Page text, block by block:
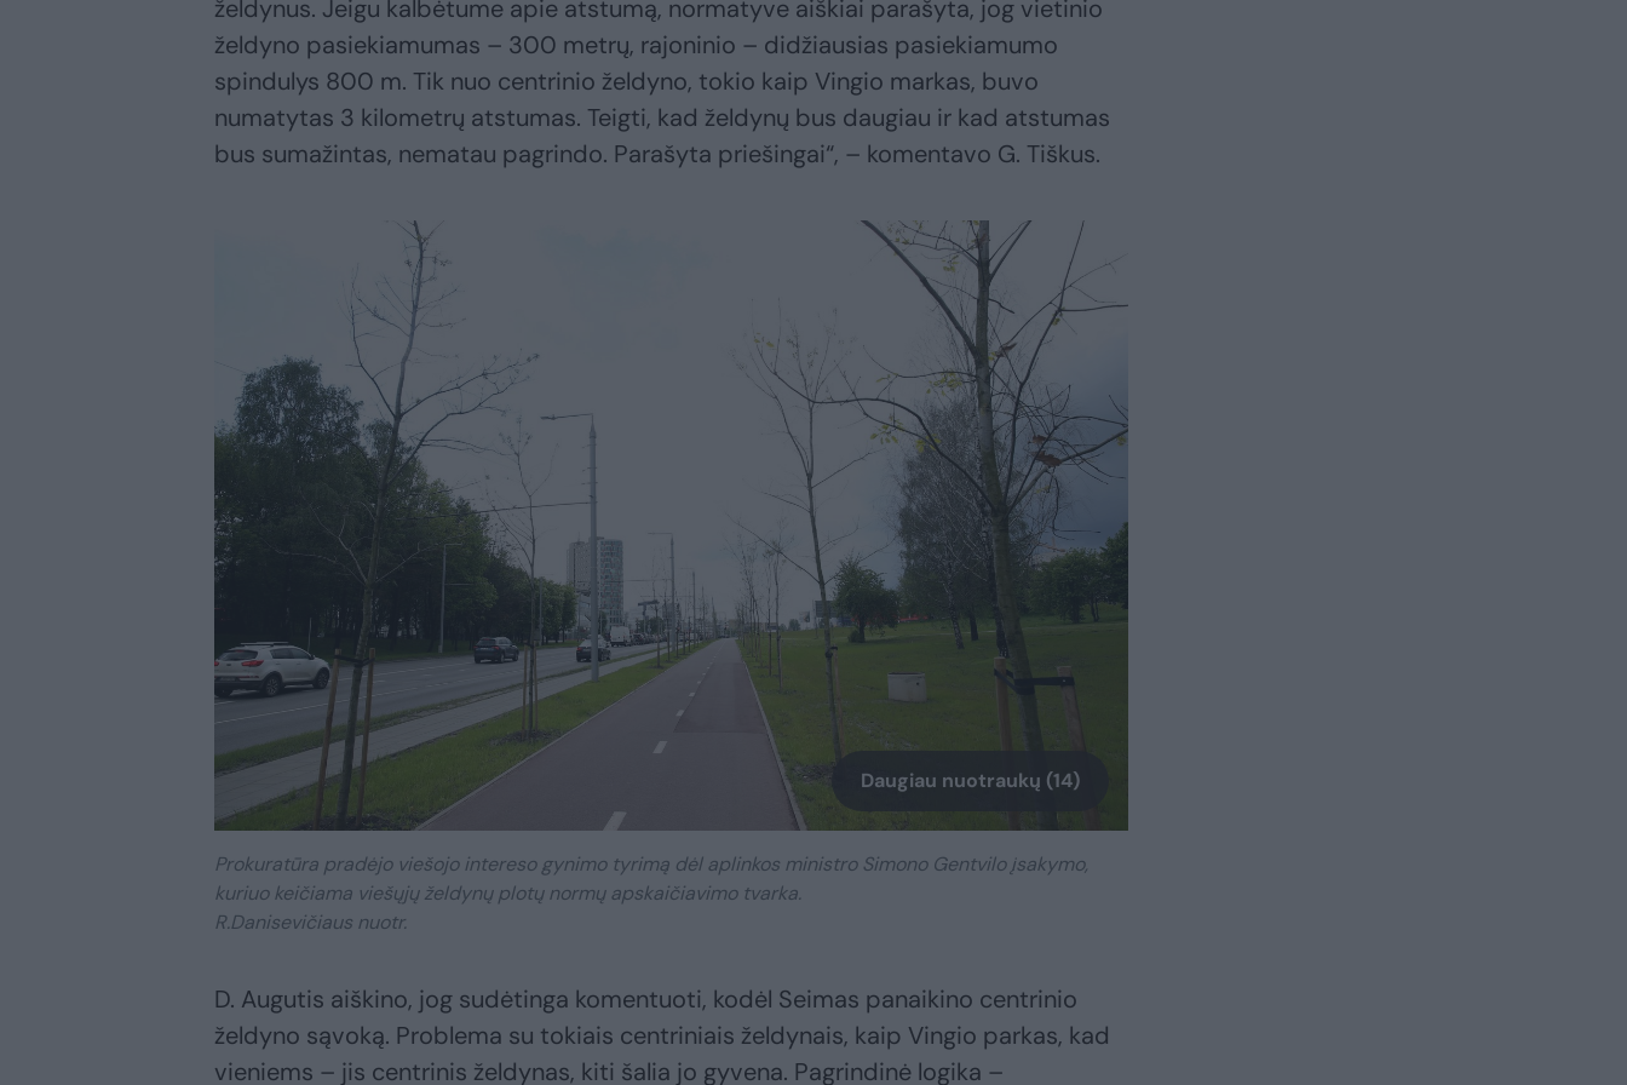
želdynus. Jeigu kalbėtume apie atstumą, normatyve aiškiai parašyta, jog vietinio
želdyno pasiekiamumas – 300 metrų, rajoninio – didžiausias pasiekiamumo
spindulys 800 m. Tik nuo centrinio želdyno, tokio kaip Vingio markas, buvo
numatytas 3 kilometrų atstumas. Teigti, kad želdynų bus daugiau ir kad atstumas
bus sumažintas, nematau pagrindo. Parašyta priešingai“, – komentavo G. Tiškus.
Daugiau nuotraukų (14)
Prokuratūra pradėjo viešojo intereso gynimo tyrimą dėl aplinkos ministro Simono Gentvilo įsakymo,
kuriuo keičiama viešųjų želdynų plotų normų apskaičiavimo tvarka.
R.Danisevičiaus nuotr.
D. Augutis aiškino, jog sudėtinga komentuoti, kodėl Seimas panaikino centrinio
želdyno sąvoką. Problema su tokiais centriniais želdynais, kaip Vingio parkas, kad
vieniems – jis centrinis želdynas, kiti šalia jo gyvena. Pagrindinė logika –